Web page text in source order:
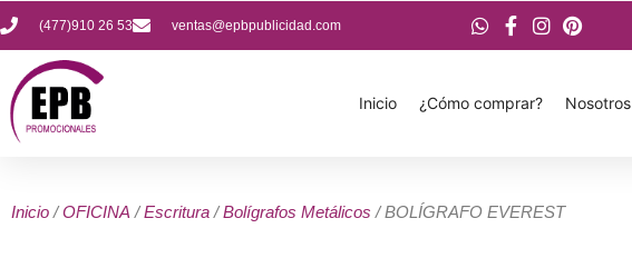
(477)910 26 53 ventas@epbpublicidad.com
Inicio ¿Cómo comprar? Nosotros
Inicio /OFICINA /Escritura /Bolígrafos Metálicos / BOLÍGRAFO EVEREST